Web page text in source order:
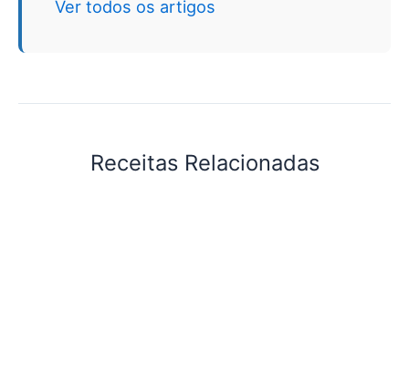
Ver todos os artigos
Receitas Relacionadas